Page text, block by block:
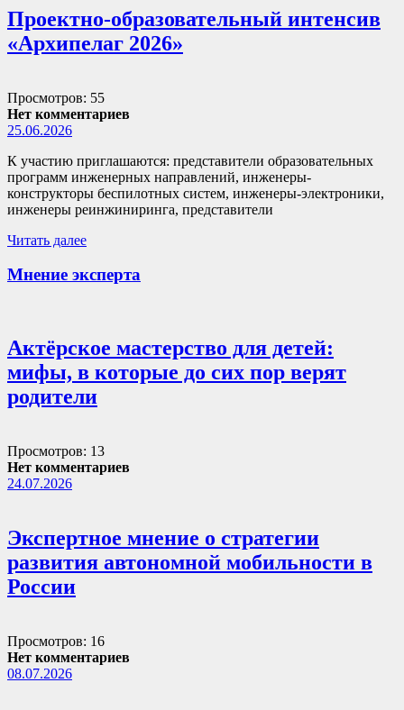
Проектно-образовательный интенсив
«Архипелаг 2026»
Просмотров: 55
Нет комментариев
25.06.2026
К участию приглашаются: представители образовательных
программ инженерных направлений, инженеры-
конструкторы беспилотных систем, инженеры-электроники,
инженеры реинжиниринга, представители
Читать далее
Мнение эксперта
Актёрское мастерство для детей:
мифы, в которые до сих пор верят
родители
Просмотров: 13
Нет комментариев
24.07.2026
Экспертное мнение о стратегии
развития автономной мобильности в
России
Просмотров: 16
Нет комментариев
08.07.2026